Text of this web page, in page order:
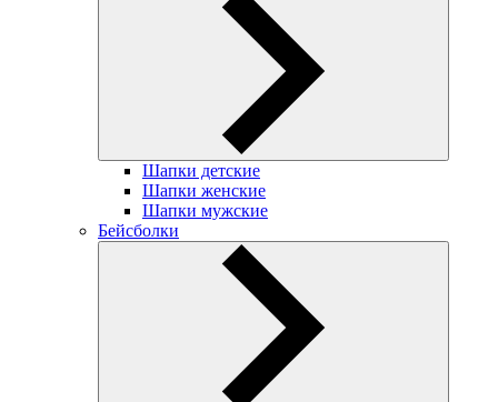
Шапки детские
Шапки женские
Шапки мужские
Бейсболки